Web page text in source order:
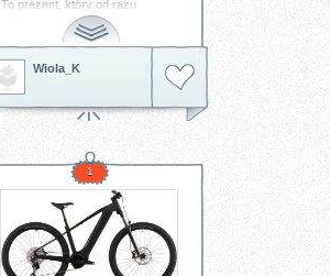
To prezent, który od razu
kojarzy mi się z początkiem
nowej przygody
Tagi:
Wiola_K
1